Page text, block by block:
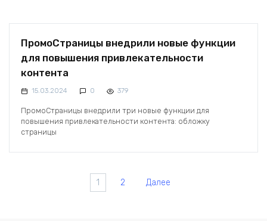
ПромоСтраницы внедрили новые функции
для повышения привлекательности
контента
15.03.2024 0 379
ПромоСтраницы внедрили три новые функции для
повышения привлекательности контента: обложку
страницы
1 2 Далее